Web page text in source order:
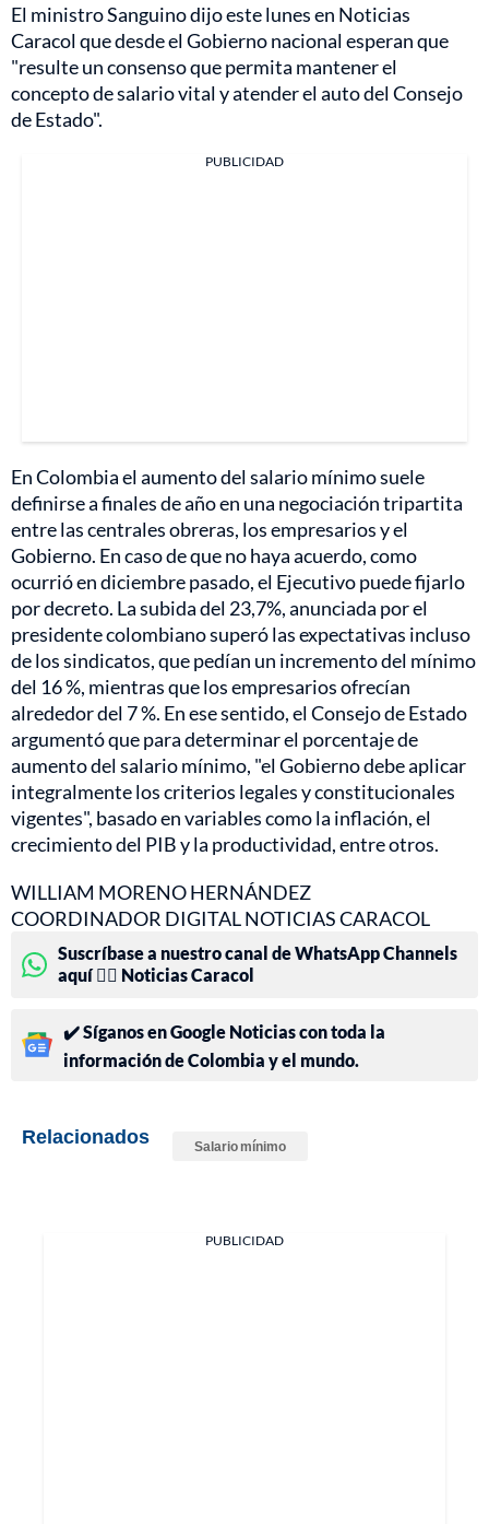
El ministro Sanguino dijo este lunes en Noticias
Caracol que desde el Gobierno nacional esperan que
"resulte un consenso que permita mantener el
concepto de salario vital y atender el auto del Consejo
de Estado".
PUBLICIDAD
En Colombia el aumento del salario mínimo suele
definirse a finales de año en una negociación tripartita
entre las centrales obreras, los empresarios y el
Gobierno. En caso de que no haya acuerdo, como
ocurrió en diciembre pasado, el Ejecutivo puede fijarlo
por decreto. La subida del 23,7%, anunciada por el
presidente colombiano superó las expectativas incluso
de los sindicatos, que pedían un incremento del mínimo
del 16 %, mientras que los empresarios ofrecían
alrededor del 7 %. En ese sentido, el Consejo de Estado
argumentó que para determinar el porcentaje de
aumento del salario mínimo, "el Gobierno debe aplicar
integralmente los criterios legales y constitucionales
vigentes", basado en variables como la inflación, el
crecimiento del PIB y la productividad, entre otros.
WILLIAM MORENO HERNÁNDEZ
COORDINADOR DIGITAL NOTICIAS CARACOL
Suscríbase a nuestro canal de WhatsApp Channels
aquí 👉🏻 Noticias Caracol
✔️ Síganos en Google Noticias con toda la
información de Colombia y el mundo.
Relacionados Salario mínimo
PUBLICIDAD